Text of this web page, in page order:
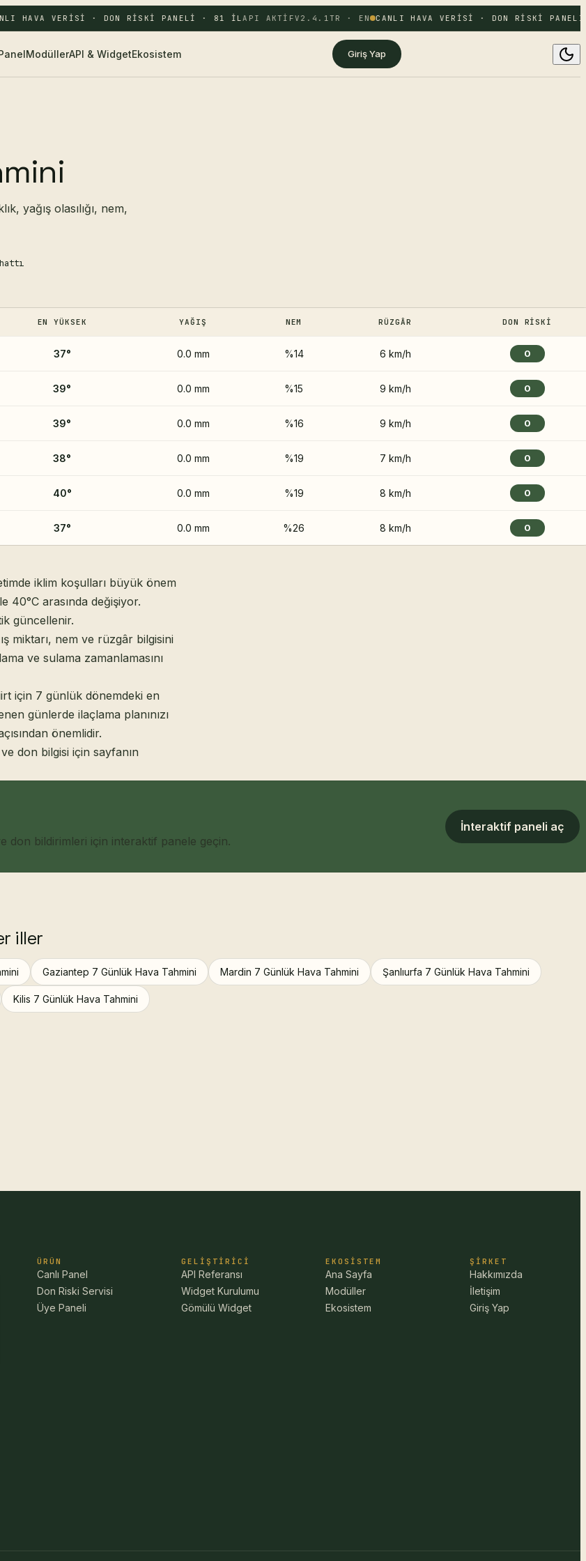
HAVA VERISI · DON RISKI PANELI · 81 ILAPI AKTIF V2.4.1 TR · EN CANLI HAVA VERISI · DON RISKI
ModüllerAPI & WidgetEkosistem Giriş Yap
yağış olasılığı, nem,
EN YÜKSEK YAĞIŞ NEM RÜZGÂR DON RISKI
37° 0.0 mm %14 6 km/h 0
39° 0.0 mm %15 9 km/h 0
39° 0.0 mm %16 9 km/h 0
38° 0.0 mm %19 7 km/h 0
40° 0.0 mm %19 8 km/h 0
37° 0.0 mm %26 8 km/h 0
iklim koşulları büyük önem
40°C arasında değişiyor.
güncellenir.
miktarı, nem ve rüzgâr bilgisini
ve sulama zamanlamasını
için 7 günlük dönemdeki en
günlerde ilaçlama planınızı
önemlidir.
don bilgisi için sayfanın
don bildirimleri için interaktif panele geçin.
İnteraktif paneli aç
iller
Gaziantep 7 Günlük Hava Tahmini Mardin 7 Günlük Hava Tahmini Şanlıurfa 7 Günlük Hava Tahmini
Kilis 7 Günlük Hava Tahmini
ÜRÜN
Canlı Panel
Don Riski Servisi
Üye Paneli
GELIŞTIRICI
API Referansı
Widget Kurulumu
Gömülü Widget
EKOSISTEM
Ana Sayfa
Modüller
Ekosistem
ŞIRKET
Hakkımızda
İletişim
Giriş Yap